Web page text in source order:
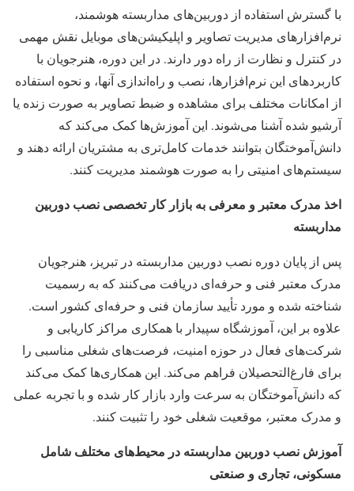
با گسترش استفاده از دوربین‌های مداربسته هوشمند،
نرم‌افزارهای مدیریت تصاویر و اپلیکیشن‌های موبایل نقش مهمی
در کنترل و نظارت از راه دور دارند. در این دوره، هنرجویان با
کاربردهای این نرم‌افزارها، نصب و راه‌اندازی آنها، و نحوه استفاده
از امکانات مختلف برای مشاهده و ضبط تصاویر به صورت زنده یا
آرشیو شده آشنا می‌شوند. این آموزش‌ها کمک می‌کند که
دانش‌آموختگان بتوانند خدمات کامل‌تری به مشتریان ارائه دهند و
سیستم‌های امنیتی را به صورت هوشمند مدیریت کنند.
اخذ مدرک معتبر و معرفی به بازار کار تخصصی نصب دوربین
مداربسته
پس از پایان دوره نصب دوربین مداربسته در تبریز، هنرجویان
مدرک معتبر فنی و حرفه‌ای دریافت می‌کنند که به رسمیت
شناخته شده و مورد تأیید سازمان فنی و حرفه‌ای کشور است.
علاوه بر این، آموزشگاه سپیدار با همکاری مراکز کاریابی و
شرکت‌های فعال در حوزه امنیت، فرصت‌های شغلی مناسبی را
برای فارغ‌التحصیلان فراهم می‌کند. این همکاری‌ها کمک می‌کند
که دانش‌آموختگان به سرعت وارد بازار کار شده و با تجربه عملی
و مدرک معتبر، موقعیت شغلی خود را تثبیت کنند.
آموزش نصب دوربین مداربسته در محیط‌های مختلف شامل
مسکونی، تجاری و صنعتی